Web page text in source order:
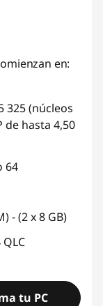
en:
325 (núcleos
de hasta 4,50
64
- (2 x 8 GB)
tu PC